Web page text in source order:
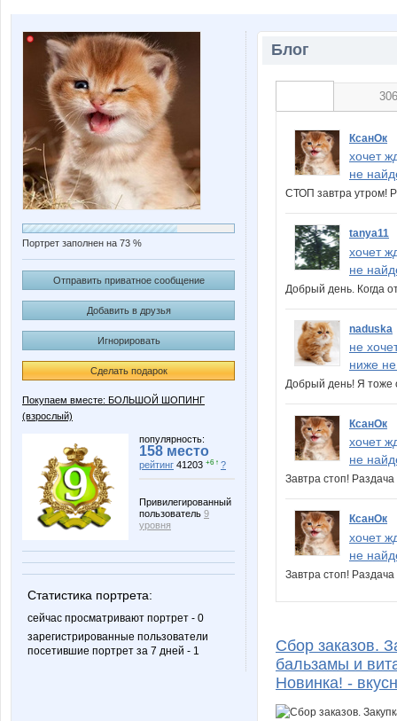
Портрет заполнен на 73 %
Отправить приватное сообщение
Добавить в друзья
Игнорировать
Сделать подарок
Покупаем вместе: БОЛЬШОЙ ШОПИНГ
(взрослый)
популярность:
158 место
рейтинг 41203 +6 ↑ ?
Привилегированный
пользователь 9
уровня
Статистика портрета:
сейчас просматривают портрет - 0
зарегистрированные пользователи
посетившие портрет за 7 дней - 1
Блог
КсанОк
хочет
не
СТОП завтра утром!
tanya11
хочет
не
Добрый день. Когда
naduska
не
ниже
Добрый день! Я тоже
КсанОк
хочет
не
Завтра стоп!
КсанОк
хочет
не
Завтра стоп!
Сбор заказов.
бальзамы и
Новинка! -